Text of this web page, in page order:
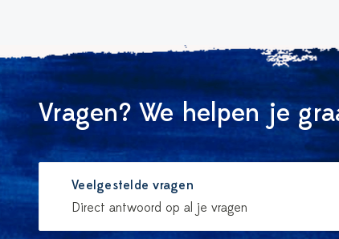
Vragen? We helpen je
Veelgestelde vragen
Direct antwoord op al je vragen